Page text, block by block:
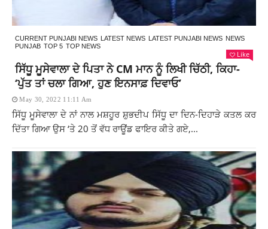
CURRENT PUNJABI NEWS LATEST NEWS LATEST PUNJABI NEWS NEWS
PUNJAB TOP 5 TOP NEWS
Like
ਸਿੱਧੂ ਮੂਸੇਵਾਲਾ ਦੇ ਪਿਤਾ ਨੇ CM ਮਾਨ ਨੂੰ ਲਿਖੀ ਚਿੱਠੀ, ਕਿਹਾ-
‘ਪੁੱਤ ਤਾਂ ਚਲਾ ਗਿਆ, ਹੁਣ ਇਨਸਾਫ਼ ਦਿਵਾਓ’
May 30, 2022 11:11 Am
ਸਿੱਧੂ ਮੂਸੇਵਾਲਾ ਦੇ ਨਾਂ ਨਾਲ ਮਸ਼ਹੂਰ ਸ਼ੁਭਦੀਪ ਸਿੱਧੂ ਦਾ ਦਿਨ-ਦਿਹਾੜੇ ਕਤਲ ਕਰ
ਦਿੱਤਾ ਗਿਆ ਉਸ ‘ਤੇ 20 ਤੋਂ ਵੱਧ ਰਾਊਂਡ ਫਾਇਰ ਕੀਤੇ ਗਏ,...